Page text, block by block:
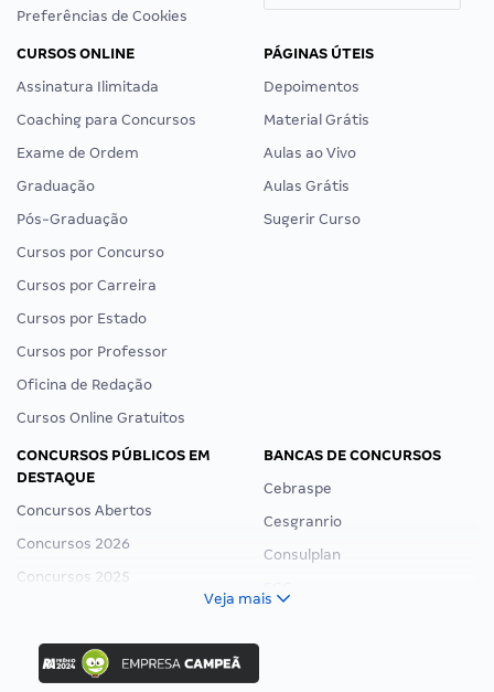
Preferências de Cookies
CURSOS ONLINE
Assinatura Ilimitada
Coaching para Concursos
Exame de Ordem
Graduação
Pós-Graduação
Cursos por Concurso
Cursos por Carreira
Cursos por Estado
Cursos por Professor
Oficina de Redação
Cursos Online Gratuitos
PÁGINAS ÚTEIS
Depoimentos
Material Grátis
Aulas ao Vivo
Aulas Grátis
Sugerir Curso
CONCURSOS PÚBLICOS EM
DESTAQUE
Concursos Abertos
Concursos 2026
Concursos 2025
Concurso Ibama
Concurso MPU
BANCAS DE CONCURSOS
Cebraspe
Cesgranrio
Consulplan
Veja mais